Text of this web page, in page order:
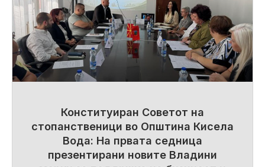
Конституиран Советот на
стопанственици во Општина Кисела
Вода: На првата седница
презентирани новите Владини